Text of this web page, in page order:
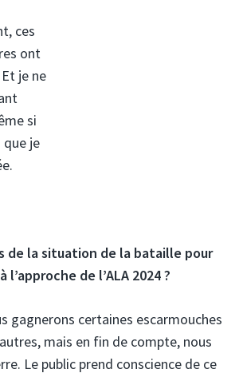
ces
ont
je ne
si
que je
de la situation de la bataille pour
de l’ALA 2024 ?
gagnerons certaines escarmouches
mais en fin de compte, nous
Le public prend conscience de ce